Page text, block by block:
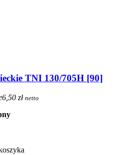
TNI 130/705H [90]
6,50 zł netto